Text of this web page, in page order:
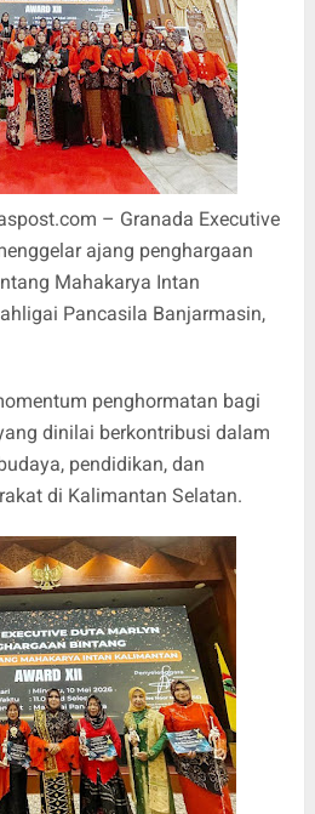
– Granada Executive
ajang penghargaan
Mahakarya Intan
Pancasila Banjarmasin,
penghormatan bagi
dinilai berkontribusi dalam
pendidikan, dan
di Kalimantan Selatan.